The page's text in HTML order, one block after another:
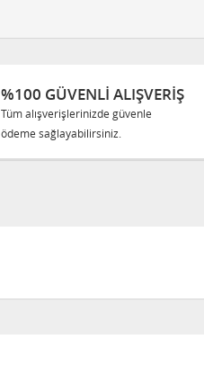
%100 GÜVENLİ ALIŞVERİŞ
Tüm alışverişlerinizde güvenle
ödeme sağlayabilirsiniz.